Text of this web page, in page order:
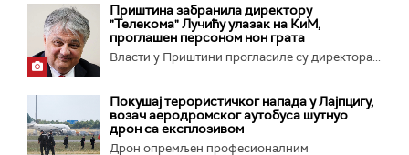
Приштина забранила директору
"Телекома" Лучићу улазак на КиМ,
проглашен персоном нон грата
Власти у Приштини прогласиле су директора...
Покушај терористичког напада у Лајпцигу,
возач аеродромског аутобуса шутнуо
дрон са експлозивом
Дрон опремљен професионалним